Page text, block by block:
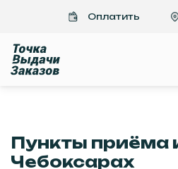
>Отправить посылки, документы в
Быстро, надежно, недорого
Оплатить
Пункты приёма
Чебоксарах